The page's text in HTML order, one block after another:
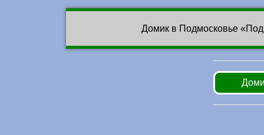
Домик в Подмосковье